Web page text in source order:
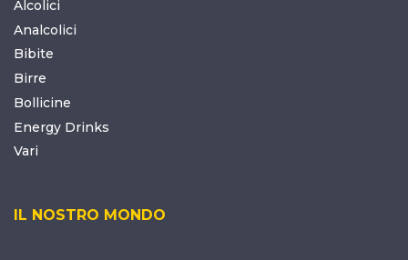
Alcolici
Analcolici
Bibite
Birre
Bollicine
Energy Drinks
Vari
IL NOSTRO MONDO